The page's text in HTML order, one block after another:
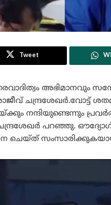
Tweet
അഭിമാനവും
ചന്ദ്രശേഖർ.വോട്ട്
നന്ദിയുണ്ടെന്നും
പറഞ്ഞു.